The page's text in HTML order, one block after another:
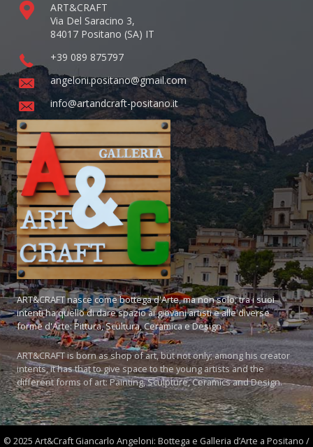
ART&CRAFT
Via Del Saracino 3,
84017 Positano (SA) IT
+39 089 875797
angeloni.positano@gmail.com
info@artandcraft-positano.it
ART&CRAFT nasce come bottega d'Arte, ma non solo; tra i suoi
intenti ha quello di dare spazio ai giovani artisti e alle diverse
forme d'Arte: Pittura, Scultura, Ceramica e Design
ART&CRAFT is born as shop of art, but not only; among his creator
intents, it has that to give space to the young artists and the
different forms of art: Painting, Sculpture, Ceramics and Design.
© 2025 Art&Craft Giancarlo Angeloni: Bottega e Galleria d’Arte a Positano /